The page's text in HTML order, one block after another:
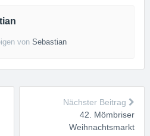
vonSebastian
Nächster Beitrag
42. Mömbriser
Weihnachtsmarkt